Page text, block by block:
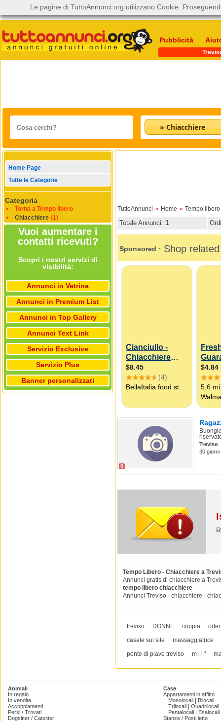
Pubblicità
» Chiacchiere
Home Page
Tutte le Categorie
Categoria
Torna a Tempo libero
Chiacchiere (1)
Vuoi aumentare i
contatti ricevuti?
Scopri i nostri servizi di
visibilità:
Annunci in Vetrina
Annunci in Premium List
Annunci in Top Gallery
Annunci Text Link
Servizio Exclusive
Servizio Plus
Banner personalizzati
TuttoAnnunci » Home » Tempo libero
Totale Annunci: 1
0
Treviso
30 giorni
Tempo Libero - Chiacchiere a
Annunci gratis di chiacchiere a
tempo libero chiacchiere
Annunci Treviso - chiacchiere -
treviso DONNE coppia
casale sul sile
massaggiatrice
ponte di piave treviso
m i l f
Animali
In regalo
In vendita
Accoppiamenti
Persi / Trovati
Dogsitter / Catsitter
Case
Appartamenti in affitto
Monolocali
Bilocali
Trilocali
Quadrilocali
Pentalocali
Esalocali
Stanze / Posti letto
Le pagine di TuttoAnnunci.org utilizzano Cookie.